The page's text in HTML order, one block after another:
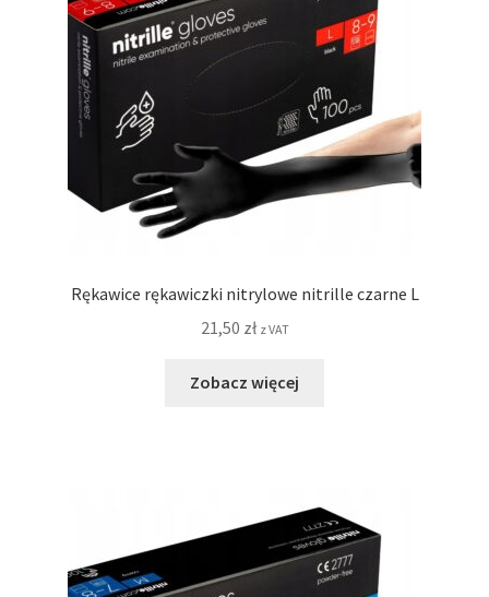
Rękawice rękawiczki nitrylowe nitrille czarne L
21,50 zł z VAT
Zobacz więcej